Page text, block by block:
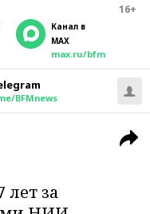
16+
Канал в
MAX
max.ru/bfm
BFMnews
лет за